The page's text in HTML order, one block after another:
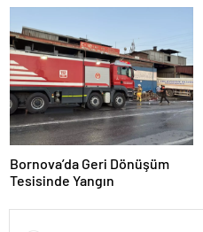
Bornova’da Geri Dönüşüm
Tesisinde Yangın